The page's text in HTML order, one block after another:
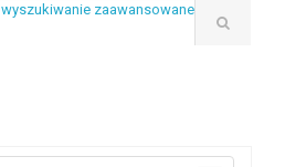
wyszukiwanie zaawansowane